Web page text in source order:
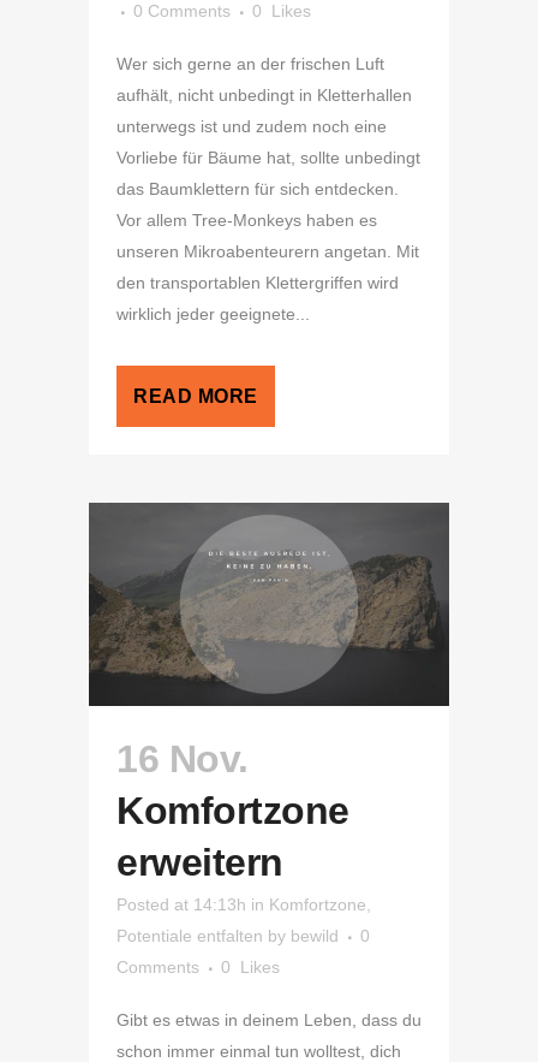
0 Comments
0 Likes
Wer sich gerne an der frischen Luft
aufhält, nicht unbedingt in Kletterhallen
unterwegs ist und zudem noch eine
Vorliebe für Bäume hat, sollte unbedingt
das Baumklettern für sich entdecken.
Vor allem Tree-Monkeys haben es
unseren Mikroabenteurern angetan. Mit
den transportablen Klettergriffen wird
wirklich jeder geeignete...
READ MORE
16 Nov.
Komfortzone
erweitern
Posted at 14:13h in Komfortzone
Potentiale entfalten by bewild
0
Comments
0 Likes
Gibt es etwas in deinem Leben, dass du
schon immer einmal tun wolltest, dich